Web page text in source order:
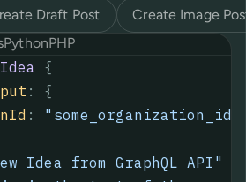
Draft Post
Create Image
PythonPHP
{
:
{
: "some_organization_id"
Idea from GraphQL API "